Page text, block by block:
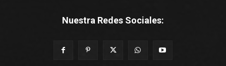
Nuestra Redes Sociales: